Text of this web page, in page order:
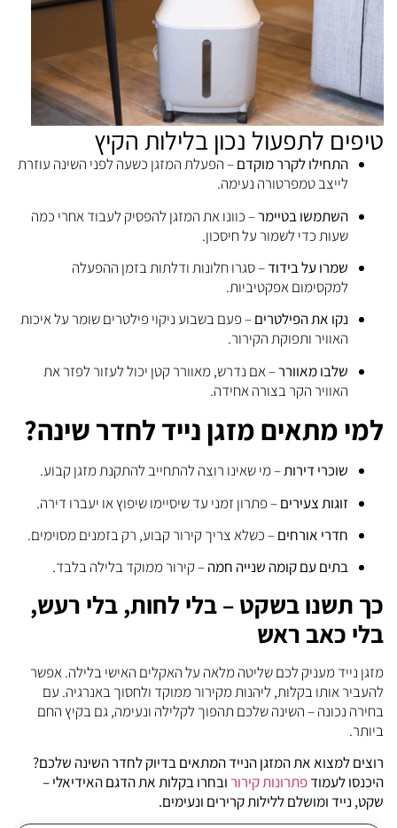
טיפים לתפעול נכון בלילות הקיץ
התחילו לקרר מוקדם– הפעלת המזגן כשעה לפני השינה עוזרת
לייצב טמפרטורה נעימה.
השתמשו בטיימר– כוונו את המזגן להפסיק לעבוד אחרי כמה
שעות כדי לשמור על חיסכון.
שמרו על בידוד– סגרו חלונות ודלתות בזמן ההפעלה
למקסימום אפקטיביות.
נקו את הפילטרים– פעם בשבוע ניקוי פילטרים שומר על איכות
האוויר ותפוקת הקירור.
שלבו מאוורר– אם נדרש, מאוורר קטן יכול לעזור לפזר את
האוויר הקר בצורה אחידה.
למי מתאים מזגן נייד לחדר שינה?
שוכרי דירות– מי שאינו רוצה להתחייב להתקנת מזגן קבוע.
זוגות צעירים– פתרון זמני עד שיסיימו שיפוץ או יעברו דירה.
חדרי אורחים– כשלא צריך קירור קבוע, רק בזמנים מסוימים.
בתים עם קומה שנייה חמה– קירור ממוקד בלילה בלבד.
כך תשנו בשקט – בלי לחות, בלי רעש,
בלי כאב ראש
מזגן נייד מעניק לכם שליטה מלאה על האקלים האישי בלילה. אפשר
להעביר אותו בקלות, ליהנות מקירור ממוקד ולחסוך באנרגיה. עם
בחירה נכונה – השינה שלכם תהפוך לקלילה ונעימה, גם בקיץ החם
ביותר.
רוצים למצוא את המזגן הנייד המתאים בדיוק לחדר השינה שלכם?
היכנסו לעמודפתרונות קירורובחרו בקלות את הדגם האידיאלי –
שקט, נייד ומושלם ללילות קרירים ונעימים.